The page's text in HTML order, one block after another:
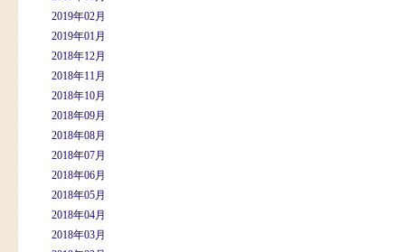
2019年02月
2019年01月
2018年12月
2018年11月
2018年10月
2018年09月
2018年08月
2018年07月
2018年06月
2018年05月
2018年04月
2018年03月